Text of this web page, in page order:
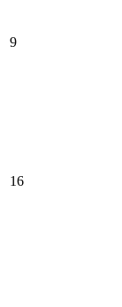
9
16